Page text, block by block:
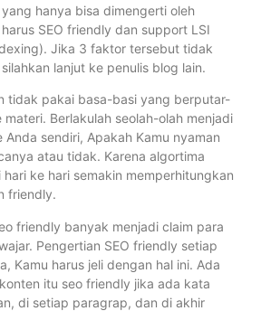
hanya bisa dimengerti oleh
SEO friendly dan support LSI
Jika 3 faktor tersebut tidak
lanjut ke penulis blog lain.
tidak pakai basa-basi yang berputar-
Berlakulah seolah-olah menjadi
sendiri, Apakah Kamu nyaman
atau tidak. Karena algortima
ke hari semakin memperhitungkan
friendly.
friendly banyak menjadi claim para
Pengertian SEO friendly setiap
Kamu harus jeli dengan hal ini. Ada
itu seo friendly jika ada kata
di setiap paragrap, dan di akhir